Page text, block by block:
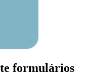
formulários